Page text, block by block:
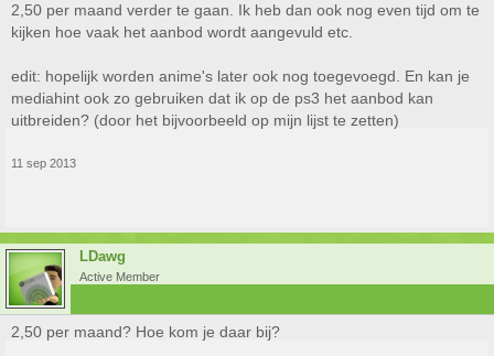
2,50 per maand verder te gaan. Ik heb dan ook nog even tijd om te
kijken hoe vaak het aanbod wordt aangevuld etc.
edit: hopelijk worden anime's later ook nog toegevoegd. En kan je
mediahint ook zo gebruiken dat ik op de ps3 het aanbod kan
uitbreiden? (door het bijvoorbeeld op mijn lijst te zetten)
11 sep 2013
LDawg
Active Member
2,50 per maand? Hoe kom je daar bij?